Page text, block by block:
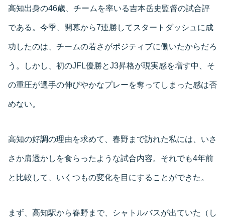
高知出身の46歳、チームを率いる吉本岳史監督の試合評
である。今季、開幕から7連勝してスタートダッシュに成
功したのは、チームの若さがポジティブに働いたからだろ
う。しかし、初のJFL優勝とJ3昇格が現実感を増す中、そ
の重圧が選手の伸びやかなプレーを奪ってしまった感は否
めない。
高知の好調の理由を求めて、春野まで訪れた私には、いさ
さか肩透かしを食らったような試合内容。それでも4年前
と比較して、いくつもの変化を目にすることができた。
まず、高知駅から春野まで、シャトルバスが出ていた（し